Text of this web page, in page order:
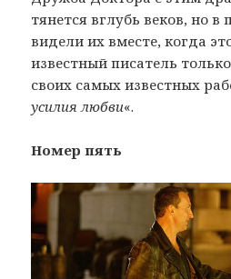
тянется вглубь веков, но
видели их вместе, когда
известный писатель
своих самых известных
усилия любви«.
Номер пять